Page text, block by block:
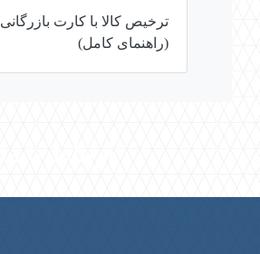
ترخیص کالا با کارت بازرگانی
(راهنمای کامل)